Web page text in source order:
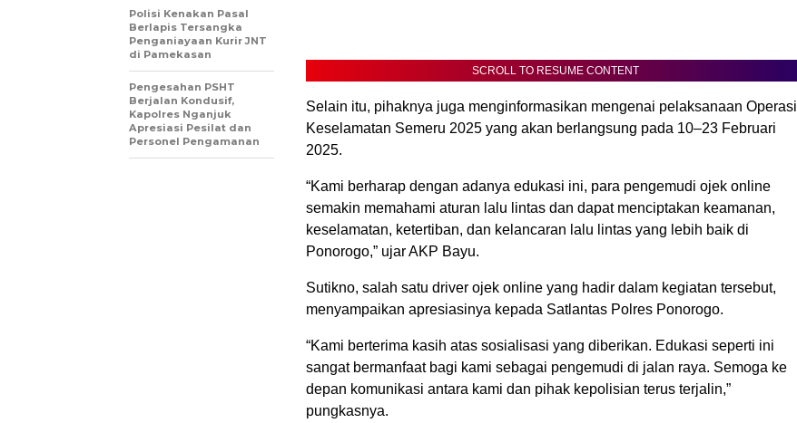
SCROLL TO RESUME CONTENT
Selain itu, pihaknya juga menginformasikan mengenai pelaksanaan Operasi
Keselamatan Semeru 2025 yang akan berlangsung pada 10–23 Februari
2025.
“Kami berharap dengan adanya edukasi ini, para pengemudi ojek online
semakin memahami aturan lalu lintas dan dapat menciptakan keamanan,
keselamatan, ketertiban, dan kelancaran lalu lintas yang lebih baik di
Ponorogo,” ujar AKP Bayu.
Sutikno, salah satu driver ojek online yang hadir dalam kegiatan tersebut,
menyampaikan apresiasinya kepada Satlantas Polres Ponorogo.
“Kami berterima kasih atas sosialisasi yang diberikan. Edukasi seperti ini
sangat bermanfaat bagi kami sebagai pengemudi di jalan raya. Semoga ke
depan komunikasi antara kami dan pihak kepolisian terus terjalin,”
pungkasnya.
Polisi Kenakan Pasal
Berlapis Tersangka
Penganiayaan Kurir JNT
di Pamekasan
Pengesahan PSHT
Berjalan Kondusif,
Kapolres Nganjuk
Apresiasi Pesilat dan
Personel Pengamanan